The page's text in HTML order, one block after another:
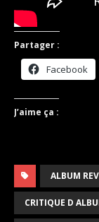
Partager :
Facebook
J’aime ça :
ALBUM
CRITIQUE D